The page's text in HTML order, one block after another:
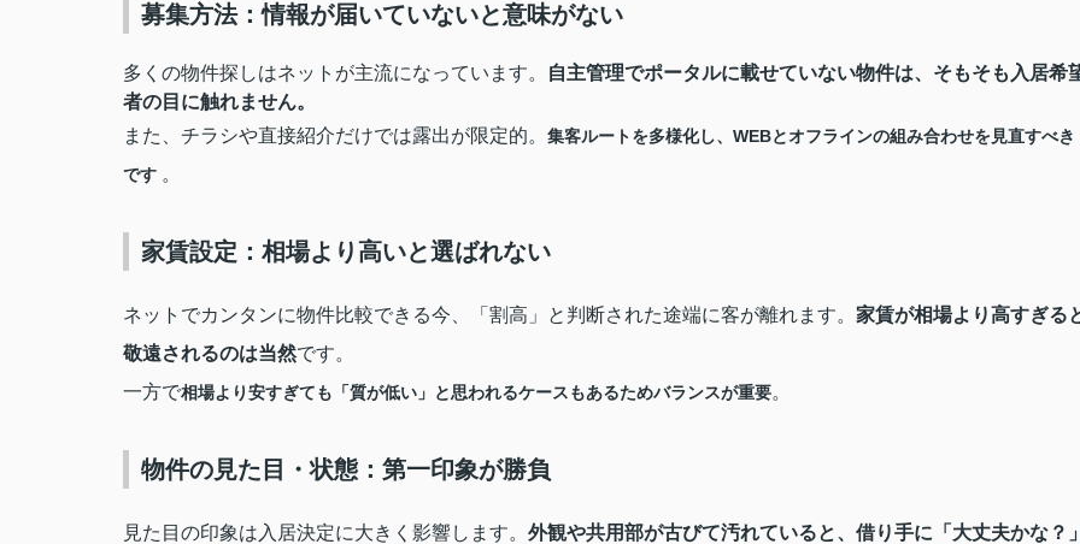
募集方法：情報が届いていないと意味がない
多くの物件探しはネットが主流になっています。
自主管理でポータルに載せていない物件は、そもそも入居希
者の目に触れません。
また、チラシや直接紹介だけでは露出が限定的。 集客ルートを多様化し、WEBとオフラインの組み合わせを見直すべき
です 。
家賃設定：相場より高いと選ばれない
ネットでカンタンに物件比較できる今、「割高」と判断された途端に客が離れます。 家賃が相場より高すぎる
敬遠されるのは当然です。
一方で相場より安すぎても「質が低い」と思われるケースもあるためバランスが重要。
物件の見た目・状態：第一印象が勝負
見た目の印象は入居決定に大きく影響します。 外観や共用部が古びて汚れていると、借り手に「大丈夫かな？